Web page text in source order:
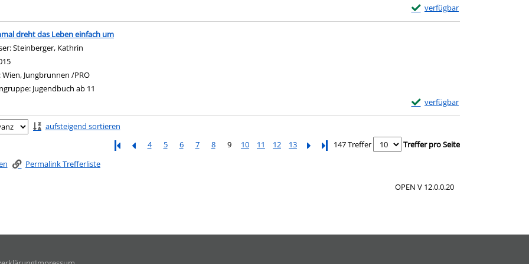
verfügbar
Exemplar-Details von Du
dreht das Leben einfach um
Steinberger, Kathrin
Wien, Jungbrunnen /PRO
Jugendbuch ab 11
verfügbar
Exemplar-Details von
aufsteigend sortieren
4
5 6 7 8 9 10 11 12 13 Letzte Seite
147 Treffer
Treffer pro Seite
Permalink Trefferliste
OPEN V 12.0.0.20